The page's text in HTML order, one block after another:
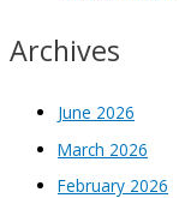
Archives
June 2026
March 2026
February 2026